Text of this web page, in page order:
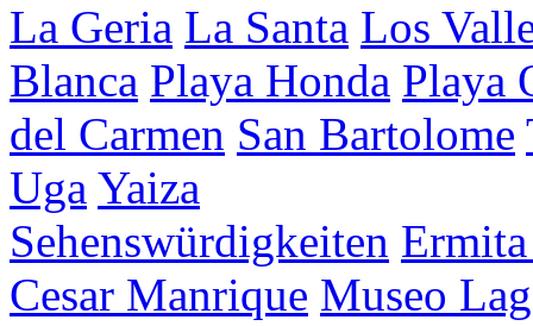
La Geria La Santa Los
Blanca Playa Honda Playa
del Carmen San Bartolome
Uga Yaiza
Sehenswürdigkeiten
Cesar Manrique Museo